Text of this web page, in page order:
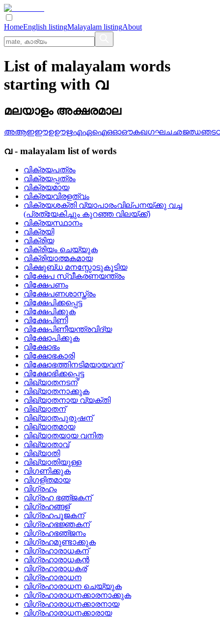
HomeEnglish listingMalayalam listingAbout
List of malayalam words
starting with വ
മലയാളം അക്ഷരമാല
അആഇഈഉഊഋഎഏഐഒഓഔകഖഗഘചഛജഝഞട
വ- malayalam list of words
വിക്രയപത്രം
വിക്രയപ്പത്രം
വിക്രയമായ
വിക്രയവിരളത്വം
വിക്രയശക്തി വ്യാപാരംവില്പനയ്ക്കു വച്ച
(പ്രത്യേകിച്ചും കുറഞ്ഞ വിലയ്ക്ക്)
വിക്രയസ്ഥാനം
വിക്രയി
വിക്രിയ
വിക്രിയം ചെയ്യുക
വിക്രിയാത്മകമായ
വിക്ഷുബ്‌ധ മനസ്സോടുകൂടിയ
വിക്ഷേപ സ്വീകരണയന്ത്രം
വിക്ഷേപണം
വിക്ഷേപണശാസ്ത്രം
വിക്ഷേപിക്കപ്പെട്ട
വിക്ഷേപിക്കുക
വിക്ഷേപിണി
വിക്ഷേപിണീയന്ത്രവിദ്യ
വിക്ഷോപിക്കുക
വിക്ഷോഭം
വിക്ഷോഭകാരി
വിക്ഷോഭത്തിനടിമയായവന്
വിക്ഷോഭിക്കപ്പെട്ട
വിഖ്യാതനടന്
വിഖ്യാതനാക്കുക
വിഖ്യാതനായ വ്യക്തി
വിഖ്യാതന്
വിഖ്യാതപുരുഷന്
വിഖ്യാതമായ
വിഖ്യാതയായ വനിത
വിഖ്യാതാവ്
വിഖ്യാതി
വിഖ്യാതിയുള്ള
വിഗണിക്കുക
വിഗളിതമായ
വിഗ്രഹം
വിഗ്രഹ ഭഞ്‌ജകന്
വിഗ്രഹങ്ങള്
വിഗ്രഹപൂജകന്
വിഗ്രഹഭജ്ഞകന്
വിഗ്രഹഭഞ്‌ജനം
വിഗ്രഹമുണ്ടാക്കുക
വിഗ്രഹാരാധകന്
വിഗ്രഹാരാധകന്‍
വിഗ്രഹാരാധകര്
വിഗ്രഹാരാധന
വിഗ്രഹാരാധന ചെയ്യുക
വിഗ്രഹാരാധനക്കാരനാക്കുക
വിഗ്രഹാരാധനക്കാരനായ
വിഗ്രഹാരാധനക്കാരായ